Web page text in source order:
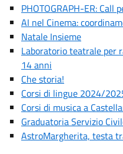
PHOTOGRAPH-ER:
AI nel Cinema:
Natale Insieme
Laboratorio teatrale per
14 anni
Che storia!
Corsi di lingue 2024/
Corsi di musica a
Graduatoria Servizio
AstroMargherita, testa